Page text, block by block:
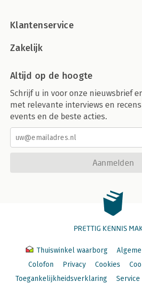
Klantenservice
Zakelijk
Altijd op de hoogte
Schrijf u in voor onze nieuwsbrief
met relevante interviews en
events en de beste acties.
Aanmelden
PRETTIG KENNIS
Thuiswinkel waarborg
Colofon
Privacy Cookies
Toegankelijkheidsverklaring
Service